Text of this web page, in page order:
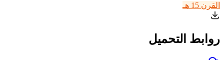
القرن 15 هـ
روابط التحميل